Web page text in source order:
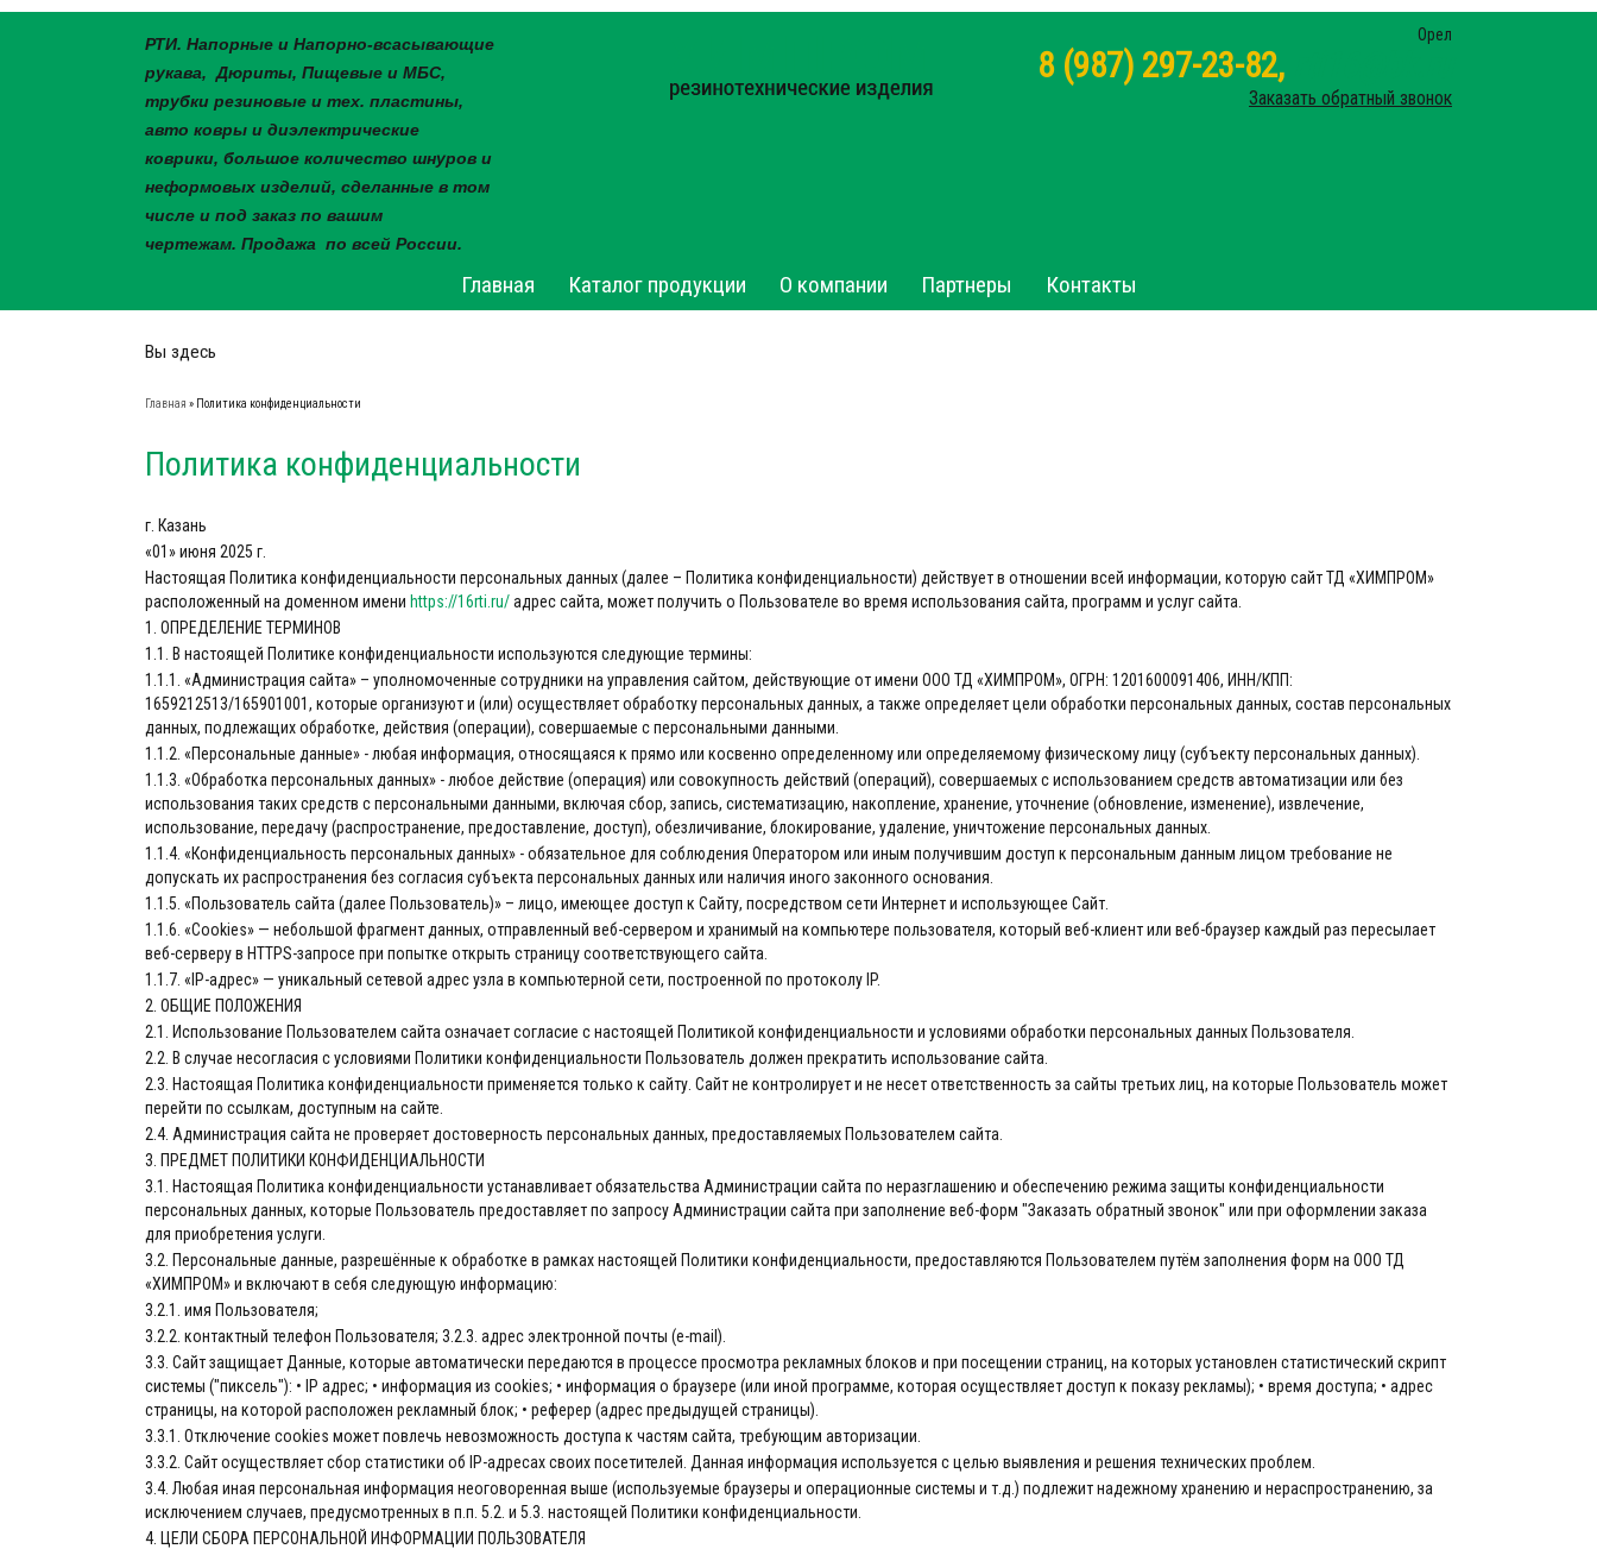
РТИ. Напорные и Напорно-всасывающие
рукава, Дюриты, Пищевые и МБС,
трубки резиновые и тех. пластины,
авто ковры и диэлектрические
коврики, большое количество шнуров и
неформовых изделий, сделанные в том
числе и под заказ по вашим
чертежам. Продажа по всей России.
Орел
8 (987) 297-23-82,
Заказать обратный звонок
Главная Каталог продукции О компании Партнеры Контакты
Вы здесь
Главная » Политика конфиденциальности
Политика конфиденциальности
г. Казань
«01» июня 2025 г.
Настоящая Политика конфиденциальности персональных данных (далее – Политика конфиденциальности) действует в отношении всей информации, которую сайт ТД «ХИМПРОМ»
расположенный на доменном имени https://16rti.ru/адрес сайта, может получить о Пользователе во время использования сайта, программ и услуг сайта.
1. ОПРЕДЕЛЕНИЕ ТЕРМИНОВ
1.1. В настоящей Политике конфиденциальности используются следующие термины:
1.1.1. «Администрация сайта» – уполномоченные сотрудники на управления сайтом, действующие от имени ООО ТД «ХИМПРОМ», ОГРН: 1201600091406, ИНН/КПП:
1659212513/165901001, которые организуют и (или) осуществляет обработку персональных данных, а также определяет цели обработки персональных данных, состав персональных
данных, подлежащих обработке, действия (операции), совершаемые с персональными данными.
1.1.2. «Персональные данные» - любая информация, относящаяся к прямо или косвенно определенному или определяемому физическому лицу (субъекту персональных данных).
1.1.3. «Обработка персональных данных» - любое действие (операция) или совокупность действий (операций), совершаемых с использованием средств автоматизации или без
использования таких средств с персональными данными, включая сбор, запись, систематизацию, накопление, хранение, уточнение (обновление, изменение), извлечение,
использование, передачу (распространение, предоставление, доступ), обезличивание, блокирование, удаление, уничтожение персональных данных.
1.1.4. «Конфиденциальность персональных данных» - обязательное для соблюдения Оператором или иным получившим доступ к персональным данным лицом требование не
допускать их распространения без согласия субъекта персональных данных или наличия иного законного основания.
1.1.5. «Пользователь сайта (далее Пользователь)» – лицо, имеющее доступ к Сайту, посредством сети Интернет и использующее Сайт.
1.1.6. «Cookies» — небольшой фрагмент данных, отправленный веб-сервером и хранимый на компьютере пользователя, который веб-клиент или веб-браузер каждый раз пересылает
веб-серверу в HTTPS-запросе при попытке открыть страницу соответствующего сайта.
1.1.7. «IP-адрес» — уникальный сетевой адрес узла в компьютерной сети, построенной по протоколу IP.
2. ОБЩИЕ ПОЛОЖЕНИЯ
2.1. Использование Пользователем сайта означает согласие с настоящей Политикой конфиденциальности и условиями обработки персональных данных Пользователя.
2.2. В случае несогласия с условиями Политики конфиденциальности Пользователь должен прекратить использование сайта.
2.3. Настоящая Политика конфиденциальности применяется только к сайту. Сайт не контролирует и не несет ответственность за сайты третьих лиц, на которые Пользователь может
перейти по ссылкам, доступным на сайте.
2.4. Администрация сайта не проверяет достоверность персональных данных, предоставляемых Пользователем сайта.
3. ПРЕДМЕТ ПОЛИТИКИ КОНФИДЕНЦИАЛЬНОСТИ
3.1. Настоящая Политика конфиденциальности устанавливает обязательства Администрации сайта по неразглашению и обеспечению режима защиты конфиденциальности
персональных данных, которые Пользователь предоставляет по запросу Администрации сайта при заполнение веб-форм "Заказать обратный звонок" или при оформлении заказа
для приобретения услуги.
3.2. Персональные данные, разрешённые к обработке в рамках настоящей Политики конфиденциальности, предоставляются Пользователем путём заполнения форм на ООО ТД
«ХИМПРОМ» и включают в себя следующую информацию:
3.2.1. имя Пользователя;
3.2.2. контактный телефон Пользователя; 3.2.3. адрес электронной почты (e-mail).
3.3. Сайт защищает Данные, которые автоматически передаются в процессе просмотра рекламных блоков и при посещении страниц, на которых установлен статистический скрипт
системы ("пиксель"): • IP адрес; • информация из cookies; • информация о браузере (или иной программе, которая осуществляет доступ к показу рекламы); • время доступа; • адрес
страницы, на которой расположен рекламный блок; • реферер (адрес предыдущей страницы).
3.3.1. Отключение cookies может повлечь невозможность доступа к частям сайта, требующим авторизации.
3.3.2. Сайт осуществляет сбор статистики об IP-адресах своих посетителей. Данная информация используется с целью выявления и решения технических проблем.
3.4. Любая иная персональная информация неоговоренная выше (используемые браузеры и операционные системы и т.д.) подлежит надежному хранению и нераспространению, за
исключением случаев, предусмотренных в п.п. 5.2. и 5.3. настоящей Политики конфиденциальности.
4. ЦЕЛИ СБОРА ПЕРСОНАЛЬНОЙ ИНФОРМАЦИИ ПОЛЬЗОВАТЕЛЯ